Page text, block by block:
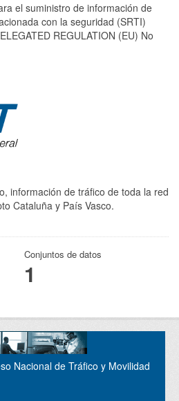
el suministro de información de
con la seguridad (SRTI)
REGULATION (EU) No
información de tráfico de toda la red
Cataluña y País Vasco.
Conjuntos de datos
1
Nacional de Tráfico y Movilidad